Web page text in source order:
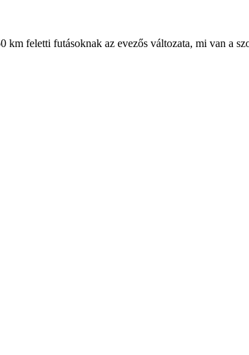
feletti futásoknak az evezős változata, mi van a